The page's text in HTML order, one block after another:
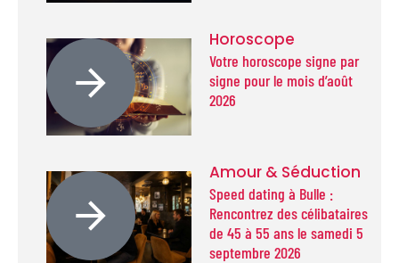
Horoscope
Votre horoscope signe par
signe pour le mois d’août
2026
Amour & Séduction
Speed dating à Bulle :
Rencontrez des célibataires
de 45 à 55 ans le samedi 5
septembre 2026